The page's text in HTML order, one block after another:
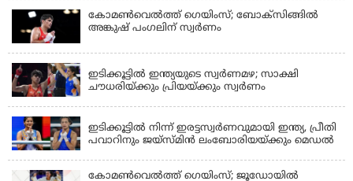
കോമണ്‍വെല്‍ത്ത് ഗെയിംസ്; ബോക്‌സിങ്ങില്‍
അങ്കുഷ് പംഗലിന് സ്വര്‍ണം
ഇടിക്കൂട്ടിൽ ഇന്ത്യയുടെ സ്വർണമഴ; സാക്ഷി
ചൗധരിയ്ക്കും പ്രിയയ്ക്കും സ്വർണം
ഇടിക്കൂട്ടിൽ നിന്ന് ഇരട്ടസ്വർണവുമായി ഇന്ത്യ, പ്രീതി
പവാറിനും ജയ്സ്മിന്‍ ലംബോരിയയ്ക്കും മെഡൽ
കോമണ്‍വെല്‍ത്ത് ഗെയിംസ്; ജൂഡോയിൽ